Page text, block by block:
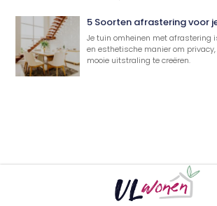
5 Soorten afrastering voor
Je tuin omheinen met afrastering
en esthetische manier om
mooie uitstraling te creëren.